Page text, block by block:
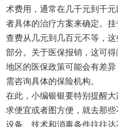
术费用，通常在几千元到千
者具体的治疗方案来确定。
查费从几元到几百元不等，
部分。关于医保报销，这可
地区的医保政策可能会有差
需咨询具体的保险机构。
在此，小编银银要特别提醒
求便宜或者图方便，就去那
设备、技术和消毒条件往往